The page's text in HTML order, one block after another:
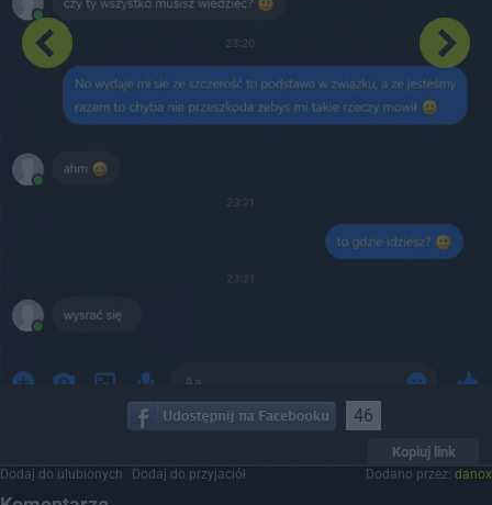
46
Kopiuj link
Dodaj do ulubionych Dodaj do przyjaciół Dodano przez: danox